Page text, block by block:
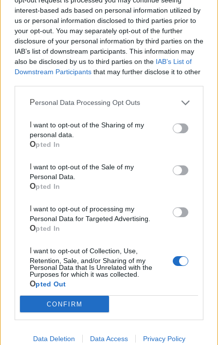
interest-based ads based on personal information utilized by
us or personal information disclosed to third parties prior to
your opt-out. You may separately opt-out of the further
disclosure of your personal information by third parties on the
IAB’s list of downstream participants. This information may
also be disclosed by us to third parties on the IAB’s List of
Downstream Participants that may further disclose it to other
Personal Data Processing Opt Outs
personal data.
Opted In
Personal Data.
Opted In
Personal Data for Targeted Advertising.
Opted In
Retention, Sale, and/or Sharing of my
Personal Data that Is Unrelated with the
Purposes for which it was collected.
Opted Out
CONFIRM
Data Deletion Data Access Privacy Policy
Mondo CIA
Cia Agricoltori Italiani | Puglia - Area Due
Scopri tutte le notizie, gli eventi e la Web TV di Cia Puglia - Area
Due Mari
Le ultime notizie di Massafra